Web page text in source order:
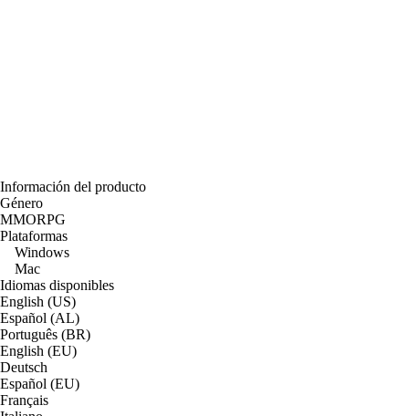
Información del producto
Género
MMORPG
Plataformas
Windows
Mac
Idiomas disponibles
English (US)
Español (AL)
Português (BR)
English (EU)
Deutsch
Español (EU)
Français